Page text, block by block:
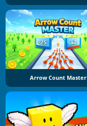
Arrow Count Master